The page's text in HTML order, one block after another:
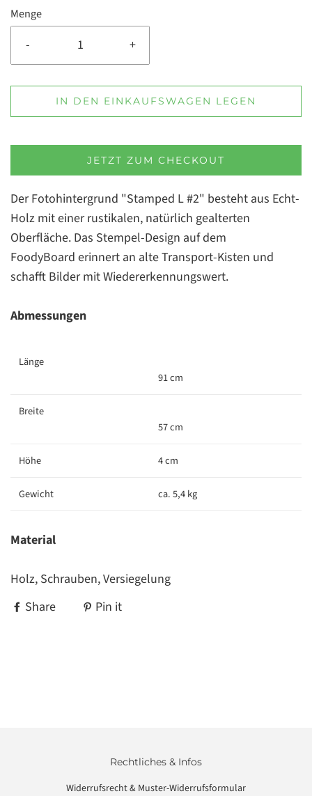
Menge
- +
IN DEN EINKAUFSWAGEN LEGEN
JETZT ZUM CHECKOUT
Der Fotohintergrund "Stamped L #2" besteht aus Echt-
Holz mit einer rustikalen, natürlich gealterten
Oberfläche. Das Stempel-Design auf dem
FoodyBoard erinnert an alte Transport-Kisten und
schafft Bilder mit Wiedererkennungswert.
Abmessungen
Länge
91 cm
Breite
57 cm
Höhe 4 cm
Gewicht ca. 5,4 kg
Material
Holz, Schrauben, Versiegelung
Share
Pin it
Rechtliches & Infos
Widerrufsrecht & Muster-Widerrufsformular